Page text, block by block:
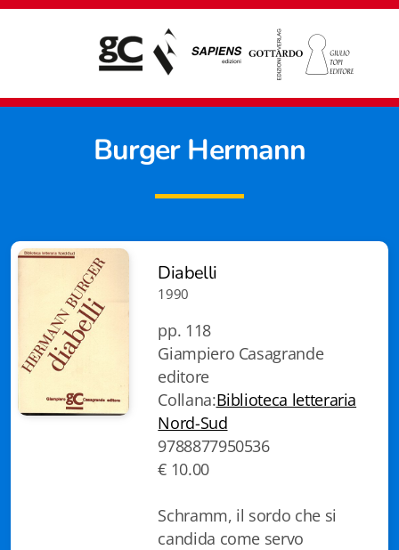
Burger Hermann
Diabelli
1990
pp. 118
Giampiero Casagrande
editore
Collana:Biblioteca letteraria
Nord-Sud
9788877950536
€ 10.00
Schramm, il sordo che si
candida come servo
Giampiero Casagrande editore
Biblioteca letteraria Nord-Sud